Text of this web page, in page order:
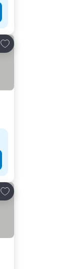
Lisää suosikkeihin
Lisää suosikkeihin